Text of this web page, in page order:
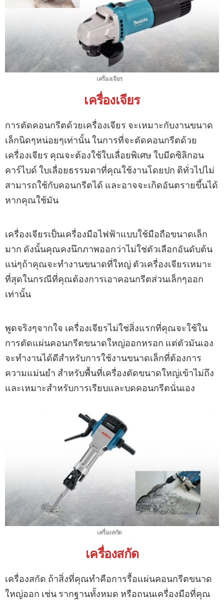
เครื่องเจียร
เครื่องเจียร
การตัดคอนกรีตด้วยเครื่องเจียร จะเหมาะกับงานขนาด
เล็กนิดๆหน่อยๆเท่านั้น ในการที่จะตัดคอนกรีตด้วย
เครื่องเจียร คุณจะต้องใช้ใบเลื่อยพิเศษ ใบมีดซิลิกอน
คาร์ไบด์ ใบเลื่อยธรรมดาที่คุณใช้งานโดยปก ติทั่วไปไม่
สามารถใช้กับคอนกรีตได้ และอาจจะเกิดอันตรายขึ้นได้
หากคุณใช้มัน
เครื่องเจียรเป็นเครื่องมือไฟฟ้าแบบใช้มือถือขนาดเล็ก
มาก ดังนั้นคุณคงนึกภาพออกว่าไม่ใช่ตัวเลือกอันดับต้น
แน่ๆถ้าคุณจะทำงานขนาดที่ใหญ่ ตัวเครื่องเจียรเหมาะ
ที่สุดในกรณีที่คุณต้องการเอาคอนกรีตส่วนเล็กๆออก
เท่านั้น
พูดจริงๆจากใจ เครื่องเจียรไม่ใช่สิ่งแรกที่คุณจะใช้ใน
การตัดแผ่นคอนกรีตขนาดใหญ่ออกหรอก แต่ตัวมันเอง
จะทำงานได้ดีสำหรับการใช้งานขนาดเล็กที่ต้องการ
ความแม่นยำ สำหรับพื้นที่เครื่องตัดขนาดใหญ่เข้าไม่ถึง
และเหมาะสำหรับการเรียบและบดคอนกรีตนั่นเอง
เครื่องสกัด
เครื่องสกัด
เครื่องสกัด ถ้าสิ่งที่คุณทำคือการรื้อแผ่นคอนกรีตขนาด
ใหญ่ออก เช่น รากฐานทั้งหมด หรือถนนเครื่องมือที่คุณ